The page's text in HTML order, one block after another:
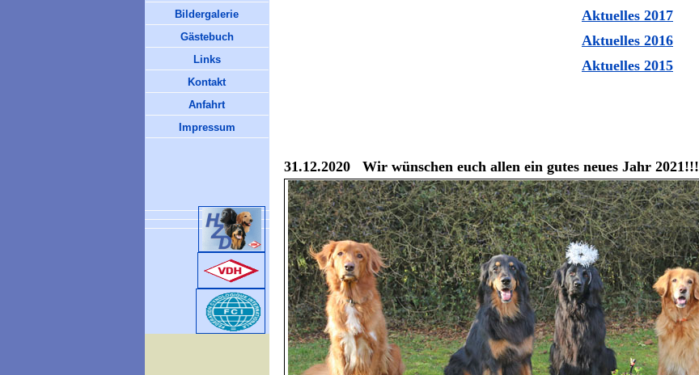
Bildergalerie
Gästebuch
Links
Kontakt
Anfahrt
Impressum
Aktuelles 2017
Aktuelles 2016
Aktuelles 2015
31.12.2020 Wir wünschen euch allen ein gutes neues Jahr 2021!!!